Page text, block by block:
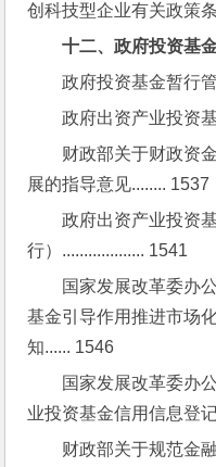
创科技型企业有关政策
十二、政府投资基
政府投资基金暂行
政府出资产业投资
财政部关于财政资
展的指导意见........ 1537
政府出资产业投资
行）................... 1541
国家发展改革委办
基金引导作用推进市场
知...... 1546
国家发展改革委办
业投资基金信用信息登
财政部关于规范金